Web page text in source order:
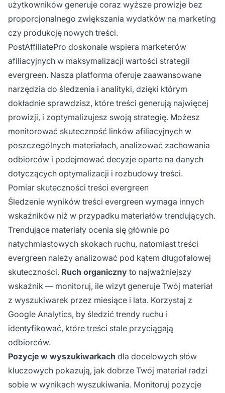
użytkowników generuje coraz wyższe prowizje bez
proporcjonalnego zwiększania wydatków na marketing
czy produkcję nowych treści.
PostAffiliatePro doskonale wspiera marketerów
afiliacyjnych w maksymalizacji wartości strategii
evergreen. Nasza platforma oferuje zaawansowane
narzędzia do śledzenia i analityki, dzięki którym
dokładnie sprawdzisz, które treści generują najwięcej
prowizji, i zoptymalizujesz swoją strategię. Możesz
monitorować skuteczność linków afiliacyjnych w
poszczególnych materiałach, analizować zachowania
odbiorców i podejmować decyzje oparte na danych
dotyczących optymalizacji i rozbudowy treści.
Pomiar skuteczności treści evergreen
Śledzenie wyników treści evergreen wymaga innych
wskaźników niż w przypadku materiałów trendujących.
Trendujące materiały ocenia się głównie po
natychmiastowych skokach ruchu, natomiast treści
evergreen należy analizować pod kątem długofalowej
skuteczności. Ruch organiczny to najważniejszy
wskaźnik — monitoruj, ile wizyt generuje Twój materiał
z wyszukiwarek przez miesiące i lata. Korzystaj z
Google Analytics, by śledzić trendy ruchu i
identyfikować, które treści stale przyciągają
odbiorców.
Pozycje w wyszukiwarkach dla docelowych słów
kluczowych pokazują, jak dobrze Twój materiał radzi
sobie w wynikach wyszukiwania. Monitoruj pozycje